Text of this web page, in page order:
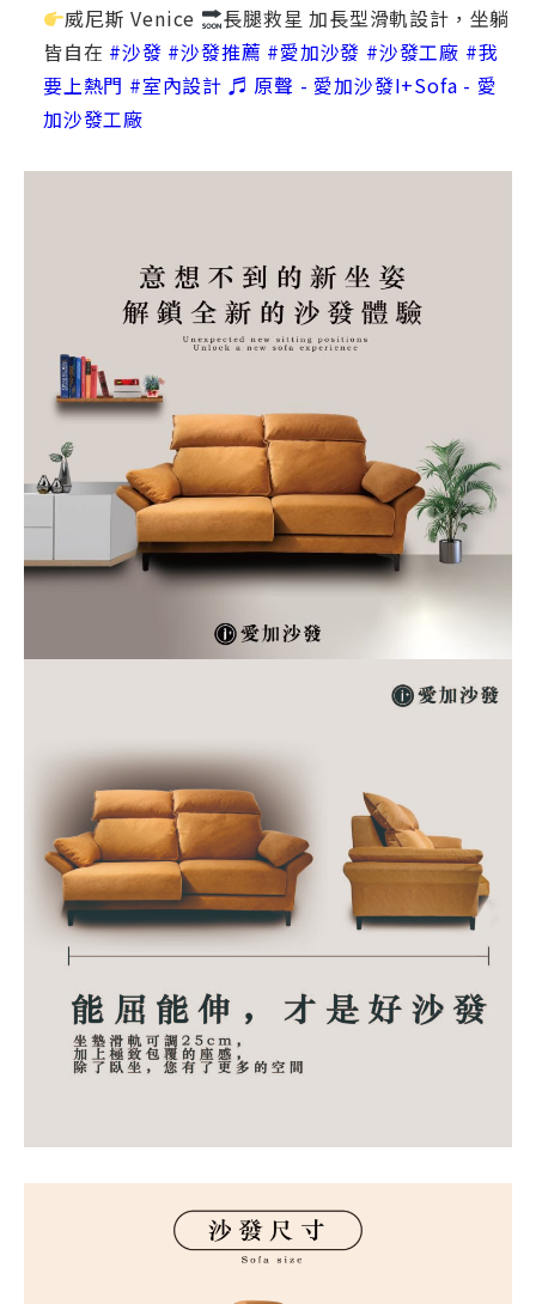
威尼斯 Venice
長腿救星 加長型滑軌設計，坐躺
皆自在 #沙發 #沙發推薦 #愛加沙發 #沙發工廠 #我
要上熱門 #室內設計 ♬ 原聲 - 愛加沙發I+Sofa - 愛
加沙發工廠